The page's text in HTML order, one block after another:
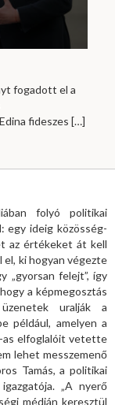
fogadott el a
fideszes […]
folyó politikai
egy ideig közösség-
az értékeket át kell
el, ki hogyan végezte
„gyorsan felejt”, így
a képmegosztás
uralják a
például, amelyen a
as elfoglalóit vetette
lehet messzemenő
Tamás, a politikai
„A nyerő
médián keresztül